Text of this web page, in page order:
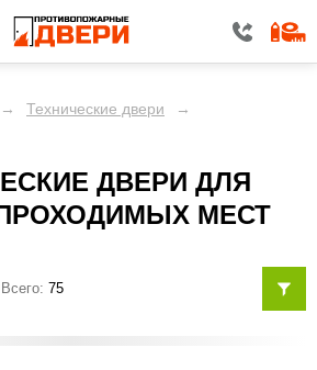
→ Технические двери →
ДВЕРИ ДЛЯ
МЕСТ
Всего: 75